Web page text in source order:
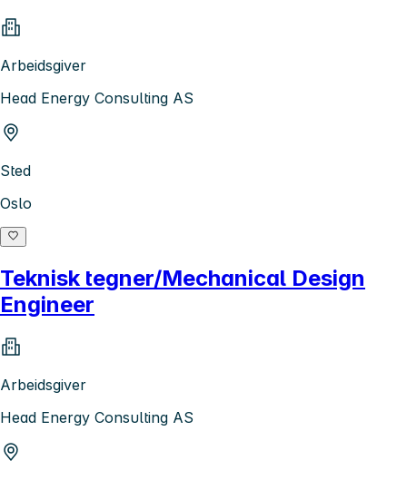
Arbeidsgiver
Head Energy Consulting AS
Sted
Oslo
Teknisk tegner/Mechanical Design
Engineer
Arbeidsgiver
Head Energy Consulting AS